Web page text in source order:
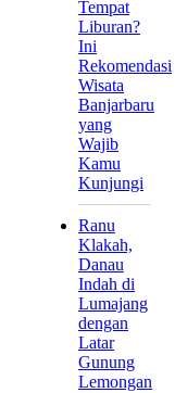
Tempat
Liburan?
Ini
Rekomendasi
Wisata
Banjarbaru
yang
Wajib
Kamu
Kunjungi
Ranu
Klakah,
Danau
Indah di
Lumajang
dengan
Latar
Gunung
Lemongan